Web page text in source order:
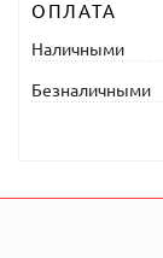
ОПЛАТА
Наличными
Безналичными